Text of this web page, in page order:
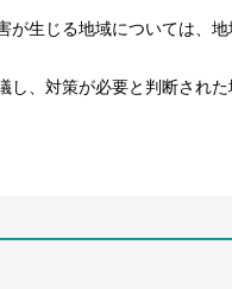
生じる地域については、
、対策が必要と判断され